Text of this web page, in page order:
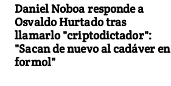
Daniel Noboa responde a
Osvaldo Hurtado tras
llamarlo "criptodictador":
"Sacan de nuevo al cadáver en
formol"